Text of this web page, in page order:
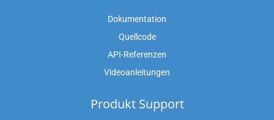
Dokumentation
Quellcode
API-Referenzen
Videoanleitungen
Produkt Support